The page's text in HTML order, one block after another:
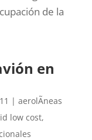
de la
en
| aerolÃ­neas
low cost,